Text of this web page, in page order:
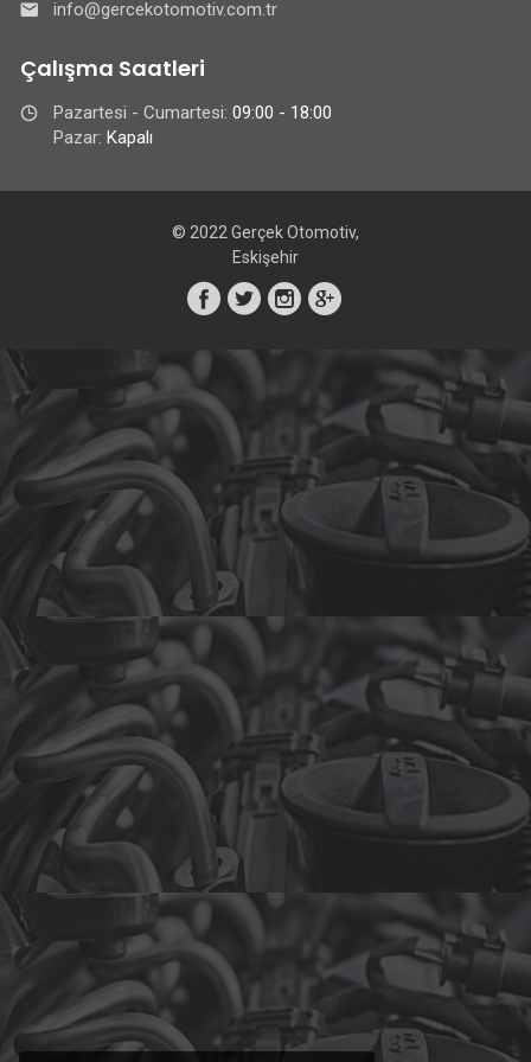
info@gercekotomotiv.com.tr
Çalışma Saatleri
Pazartesi - Cumartesi: 09:00 - 18:00
Pazar: Kapalı
© 2022 Gerçek Otomotiv,
Eskişehir